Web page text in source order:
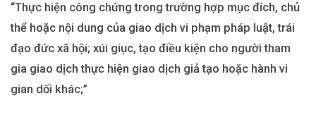
“Thực hiện công chứng trong trường hợp mục đích, chủ
thể hoặc nội dung của giao dịch vi phạm pháp luật, trái
đạo đức xã hội; xúi giục, tạo điều kiện cho người tham
gia giao dịch thực hiện giao dịch giả tạo hoặc hành vi
gian dối khác;”